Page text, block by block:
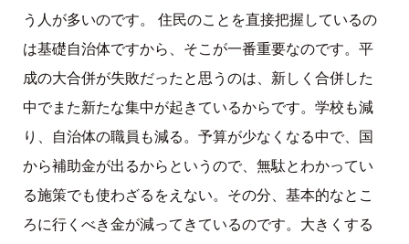
う人が多いのです。 住民のことを直接把握しているの
は基礎自治体ですから、そこが一番重要なのです。平
成の大合併が失敗だったと思うのは、新しく合併した
中でまた新たな集中が起きているからです。学校も減
り、自治体の職員も減る。予算が少なくなる中で、国
から補助金が出るからというので、無駄とわかってい
る施策でも使わざるをえない。その分、基本的なとこ
ろに行くべき金が減ってきているのです。大きくする